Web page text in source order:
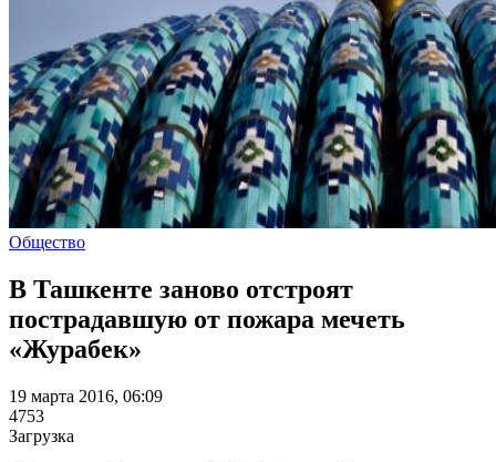
Общество
В Ташкенте заново отстроят
пострадавшую от пожара мечеть
«Журабек»
19 марта 2016, 06:09
4753
Загрузка